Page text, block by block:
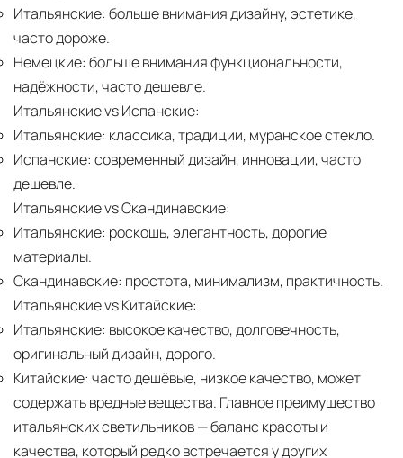
Итальянские: больше внимания дизайну, эстетике,
часто дороже.
Немецкие: больше внимания функциональности,
надёжности, часто дешевле.
Итальянские vs Испанские:
Итальянские: классика, традиции, муранское стекло.
Испанские: современный дизайн, инновации, часто
дешевле.
Итальянские vs Скандинавские:
Итальянские: роскошь, элегантность, дорогие
материалы.
Скандинавские: простота, минимализм, практичность.
Итальянские vs Китайские:
Итальянские: высокое качество, долговечность,
оригинальный дизайн, дорого.
Китайские: часто дешёвые, низкое качество, может
содержать вредные вещества. Главное преимущество
итальянских светильников — баланс красоты и
качества, который редко встречается у других